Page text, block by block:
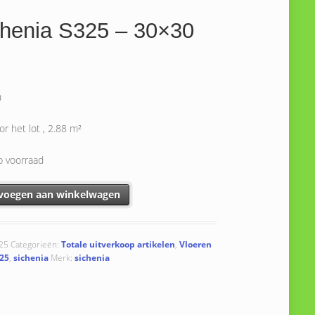
S325 – 30×30
het lot , 2.88 m²
voorraad
S325 - 30x30 cm aantal
aan winkelwagen
Categorieën: Totale uitverkoop artikelen, Vloeren
, sichenia Merk: sichenia